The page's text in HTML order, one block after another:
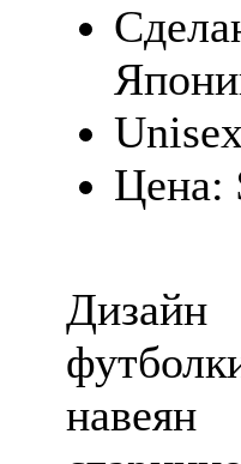
Цена:
Дизайн
навеян